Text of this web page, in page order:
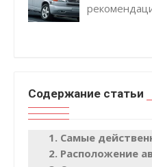
Содержание статьи
Самые
Расположение